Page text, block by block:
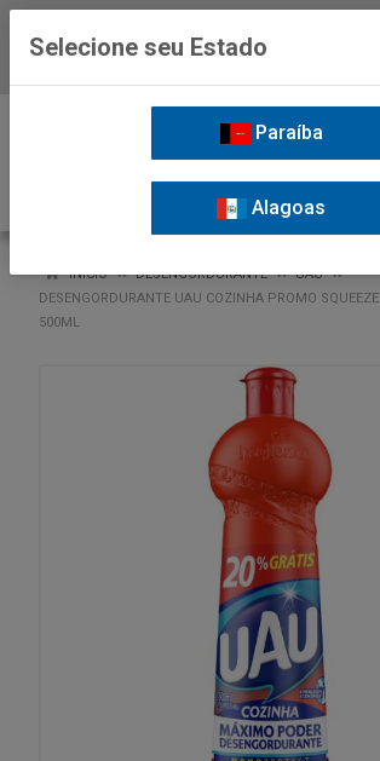
INÍCIO DESENGORDURANTE
UAU
DESENGORDURANTE UAU COZINHA PROMO SQUEEZE
500ML
Selecione seu Estado
Paraíba
Alagoas